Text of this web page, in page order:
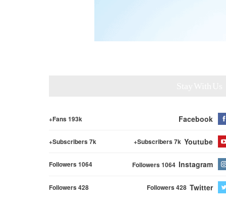
Facebook
Fans 193k+
Youtube
Subscribers 7k+
Subscribers 7k+
Instagram
Followers 1064
Followers 1064
Twitter
Followers 428
Followers 428